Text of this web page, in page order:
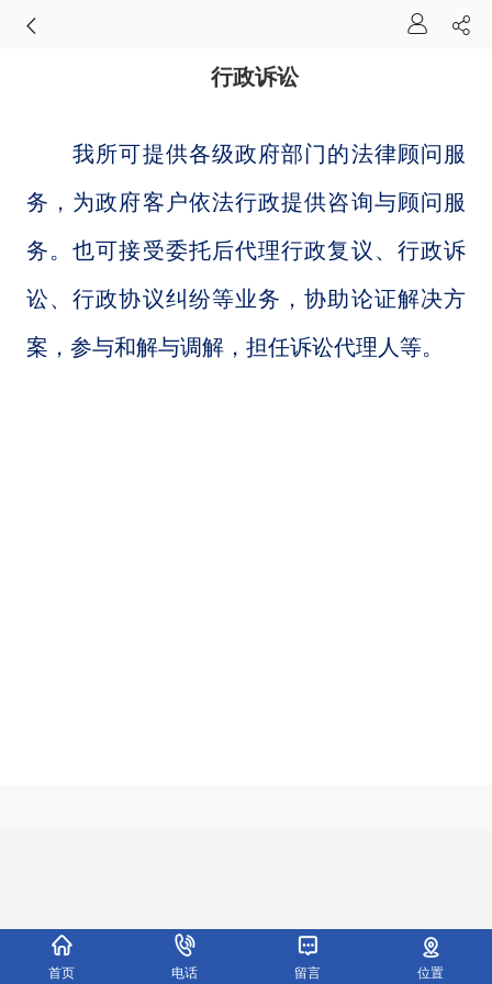
行政诉讼
我所可提供各级政府部门的法律顾问服
务，为政府客户依法行政提供咨询与顾问服
务。也可接受委托后代理行政复议、行政诉
讼、行政协议纠纷等业务，协助论证解决方
案，参与和解与调解，担任诉讼代理人等。
首页 电话 留言 位置